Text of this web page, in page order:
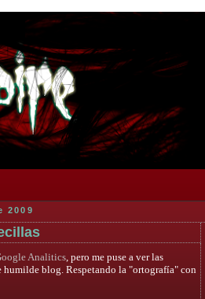
2009
Analitics , pero me puse a ver las
humilde blog. Respetando la "ortografía" con